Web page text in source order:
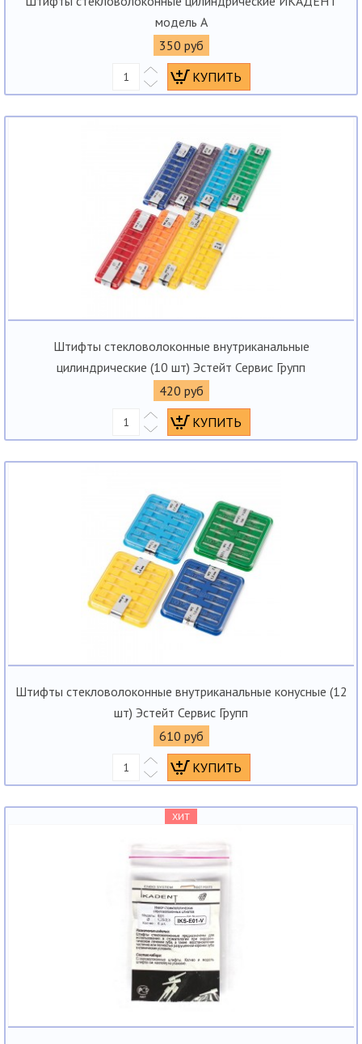
модель А
350 руб
Штифты стекловолоконные внутриканальные
цилиндрические (10 шт) Эстейт Сервис Групп
420 руб
Штифты стекловолоконные внутриканальные конусные (12
шт) Эстейт Сервис Групп
610 руб
ХИТ